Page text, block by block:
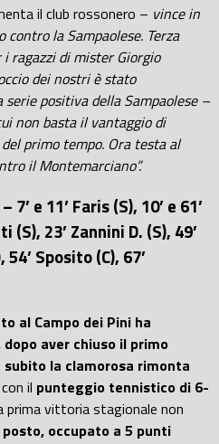
il club rossonero – vince in
la Sampaolese. Terza
ragazzi di mister Giorgio
dei nostri è stato
serie positiva della Sampaolese –
non basta il vantaggio di
primo tempo. Ora testa al
il Montemarciano”.
e 11’ Faris (S), 10’ e 61’
(S), 23’ Zannini D. (S), 49’
54’ Sposito (C), 67’
al Campo dei Pini ha
aver chiuso il primo
la clamorosa rimonta
il punteggio tennistico di 6-
prima vittoria stagionale non
posto, occupato a 5 punti